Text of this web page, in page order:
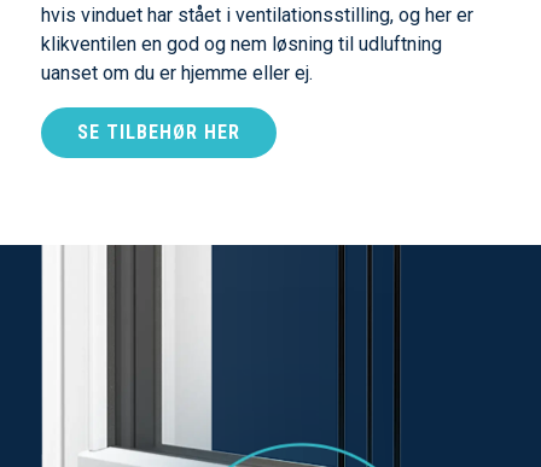
hvis vinduet har stået i ventilationsstilling, og her er
klikventilen en god og nem løsning til udluftning
uanset om du er hjemme eller ej.
SE TILBEHØR HER